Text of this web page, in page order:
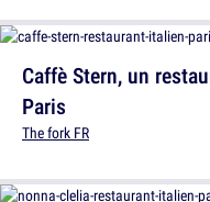
Caffè Stern, un
Paris
The fork FR